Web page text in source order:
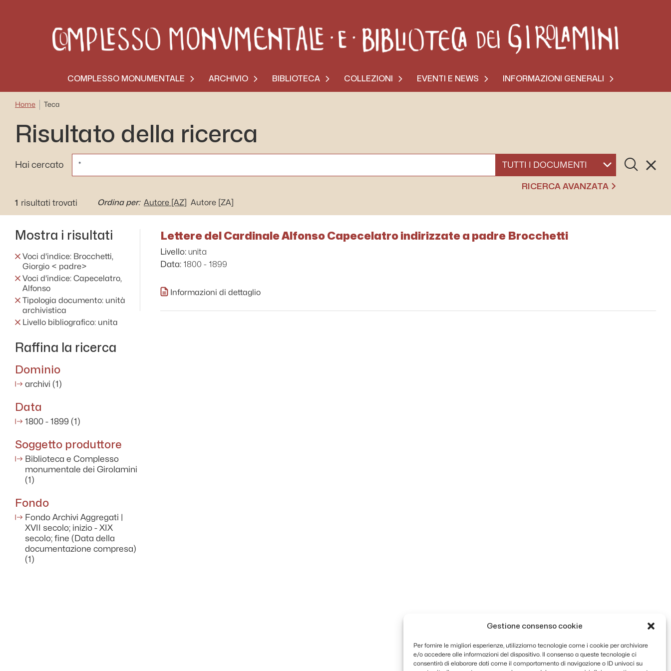
Gestione consenso cookie
Per fornire le migliori esperienze, utilizziamo tecnologie come i cookie per archiviare
e/o accedere alle informazioni del dispositivo. Il consenso a queste tecnologie ci
consentirà di elaborare dati come il comportamento di navigazione o ID univoci su
COMPLESSO MONUMENTALE ARCHIVIO BIBLIOTECA COLLEZIONI EVENTI E NEWS INFORMAZIONI GENERALI
Home Teca
Risultato della ricerca
Hai cercato
SELEZIONA UN DOCUMENTO
Cerca
RICERCA AVANZATA
1 risultati trovati Ordina per: Autore [AZ] Autore [ZA]
Mostra i risultati
Voci d'indice: Brocchetti,
Giorgio < padre>
Voci d'indice: Capecelatro,
Alfonso
Tipologia documento: unità
archivistica
Livello bibliografico: unita
Raffina la ricerca
Dominio
archivi (1)
Data
1800 - 1899 (1)
Soggetto produttore
Biblioteca e Complesso
monumentale dei Girolamini
(1)
Fondo
Fondo Archivi Aggregati |
XVII secolo; inizio - XIX
secolo; fine (Data della
documentazione compresa)
(1)
Lettere del Cardinale Alfonso Capecelatro indirizzate a padre Brocchetti
Livello: unita
Data: 1800 - 1899
Informazioni di dettaglio